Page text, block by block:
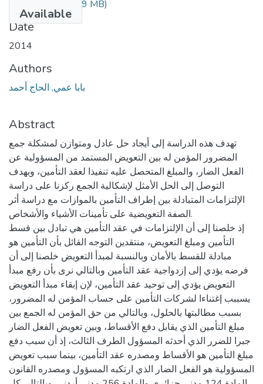
Available
343.0.37.pdf(3.09 MB)
Date
2014
Authors
بابا عمي, الحاج أحمد
Abstract
تهدف هذه الدراسة إلى أيجاد حل عادل ومتوازن لمشكلة جمع
المضرور المؤمن له بين التعويض المستمد من المسؤولية عن
الفعل الضار، والمبلغ المتحصل عليه تنفيذا لعقد التأمين، وبهدف
التوصل إلى الحل الأمثل لإشكالية الجمع ركزنا على دراسة
الإلتزامات المتبادلة بين إطراف التأمين بالموازات مع دراسة أثر
الصفة التعويضية على تأمينات الأشياء والأشخاص.
إذ خلصنا إلى أن الإلتزامات في عقد التأمين هي تبادل بين قسط
التأمين ومبلغ التعويض، منتقدين التوجه القائل بأن التأمين هو
مبادلة للقسط بالأمان وبالنسبة لمبدأ التعويض خلصنا إلى أن
فرضه يؤدي إلى إزدواجية عقد التأمين وبالتالي نرى بأن رفع مبدأ
التعويض يؤدي إلى توحيد عقد التأمين، لإن إبقاء مبدأ التعويض
يسببب إغتناءا لشركات التأمين على حساب المؤمن له المضرور،
بسبب مطالبتها بالحلول، وبالتالي من حق المؤمن له الجمع بين
مبلغ التأمين الذي يقابل دفع الأقساط، وبين تعويض الفعل الضار
جبرا للضرر الذي أحدثه المسؤول الطرف الثالث، إذ أن سبب دفع
مبلغ التأمين هو الأقساط ومصدره عقد التأمين، بينما سبب تعويض
المسؤولية هو الفعل الضار الذي ارتكبه المسؤول ومصدره القانون